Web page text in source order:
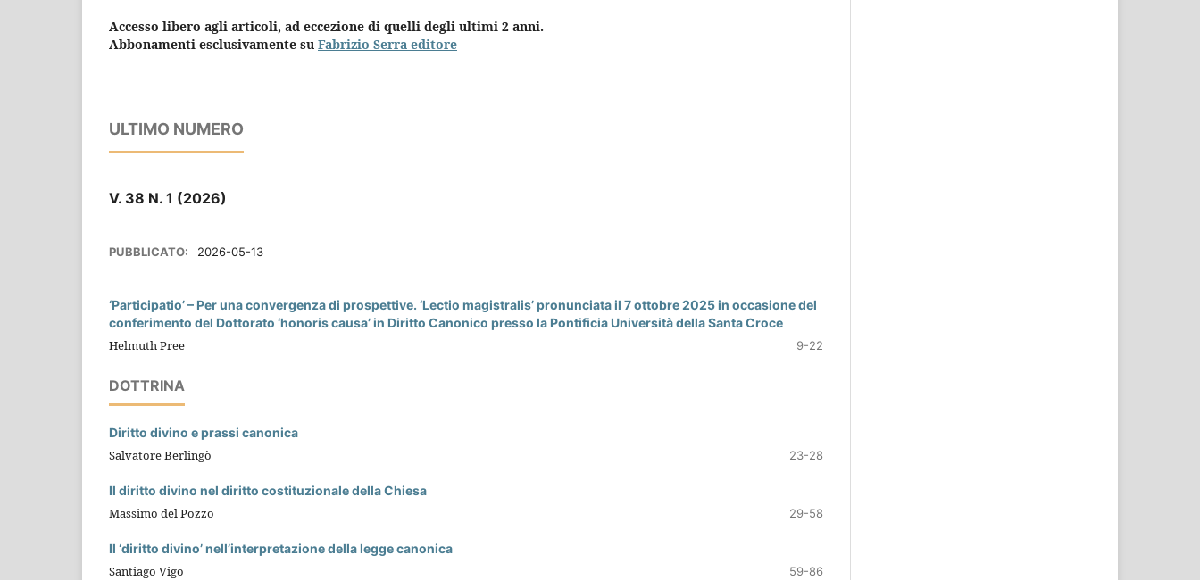
Accesso libero agli articoli, ad eccezione di quelli degli ultimi 2 anni.
Abbonamenti esclusivamente su Fabrizio Serra editore
ULTIMO NUMERO
V. 38 N. 1 (2026)
PUBBLICATO: 2026-05-13
‘Participatio’ – Per una convergenza di prospettive. ‘Lectio magistralis’ pronunciata il 7 ottobre 2025 in occasione del
conferimento del Dottorato ‘honoris causa’ in Diritto Canonico presso la Pontificia Università della Santa Croce
Helmuth Pree 9-22
DOTTRINA
Diritto divino e prassi canonica
Salvatore Berlingò 23-28
Il diritto divino nel diritto costituzionale della Chiesa
Massimo del Pozzo 29-58
Il ‘diritto divino’ nell’interpretazione della legge canonica
Santiago Vigo 59-86